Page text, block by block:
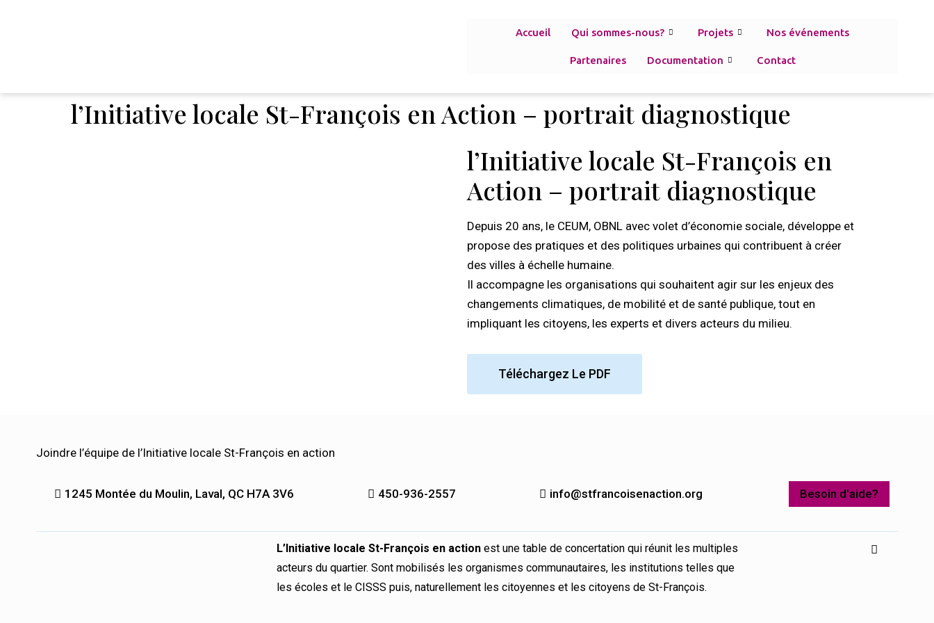
Accueil Qui sommes-nous? Projets Nos événements
Partenaires Documentation Contact
l’Initiative locale St-François en Action – portrait diagnostique
l’Initiative locale St-François en
Action – portrait diagnostique
Depuis 20 ans, le CEUM, OBNL avec volet d’économie sociale, développe et
propose des pratiques et des politiques urbaines qui contribuent à créer
des villes à échelle humaine.
Il accompagne les organisations qui souhaitent agir sur les enjeux des
changements climatiques, de mobilité et de santé publique, tout en
impliquant les citoyens, les experts et divers acteurs du milieu.
Téléchargez Le PDF
Joindre l’équipe de l’Initiative locale St-François en action
1245 Montée du Moulin, Laval, QC H7A 3V6 450-936-2557 info@stfrancoisenaction.org Besoin d'aide?
L’Initiative locale St-François en action est une table de concertation qui réunit les multiples
acteurs du quartier. Sont mobilisés les organismes communautaires, les institutions telles que
les écoles et le CISSS puis, naturellement les citoyennes et les citoyens de St-François.